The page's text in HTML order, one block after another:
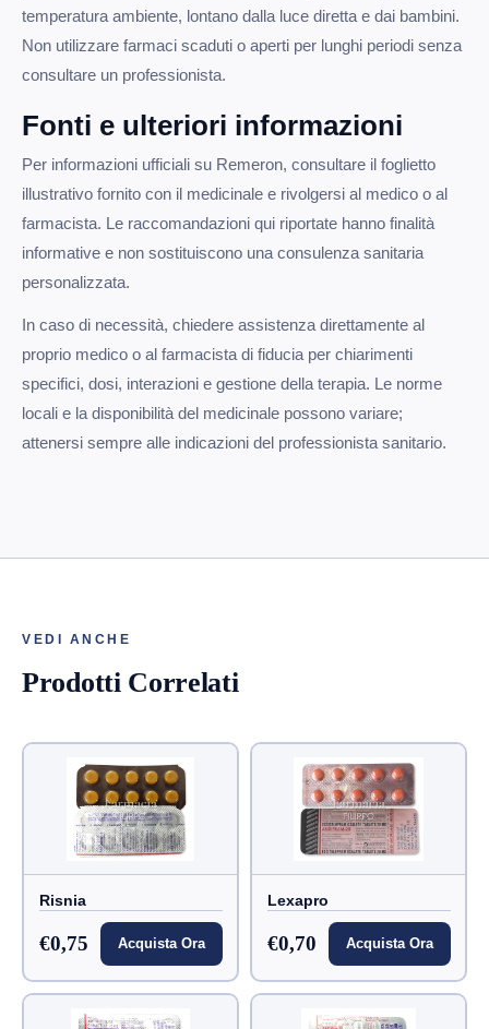
temperatura ambiente, lontano dalla luce diretta e dai bambini.
Non utilizzare farmaci scaduti o aperti per lunghi periodi senza
consultare un professionista.
Fonti e ulteriori informazioni
Per informazioni ufficiali su Remeron, consultare il foglietto
illustrativo fornito con il medicinale e rivolgersi al medico o al
farmacista. Le raccomandazioni qui riportate hanno finalità
informative e non sostituiscono una consulenza sanitaria
personalizzata.
In caso di necessità, chiedere assistenza direttamente al
proprio medico o al farmacista di fiducia per chiarimenti
specifici, dosi, interazioni e gestione della terapia. Le norme
locali e la disponibilità del medicinale possono variare;
attenersi sempre alle indicazioni del professionista sanitario.
VEDI ANCHE
Prodotti Correlati
Risnia
€0,75 Acquista Ora
Lexapro
€0,70 Acquista Ora